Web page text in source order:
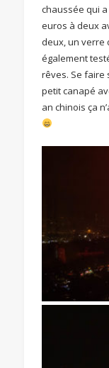
chaussée qui
euros à deux
deux, un verre
également
rêves. Se faire
petit canapé
an chinois ça